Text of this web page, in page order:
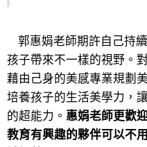
郭惠娟老師期許自己持
孩子帶來不一樣的視野。
藉由己身的美感專業規劃
培養孩子的生活美學力，
的超能力。 惠娟老師更歡
教育有興趣的夥伴可以不